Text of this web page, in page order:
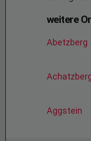
weitere
Abetzberg
Aggstein